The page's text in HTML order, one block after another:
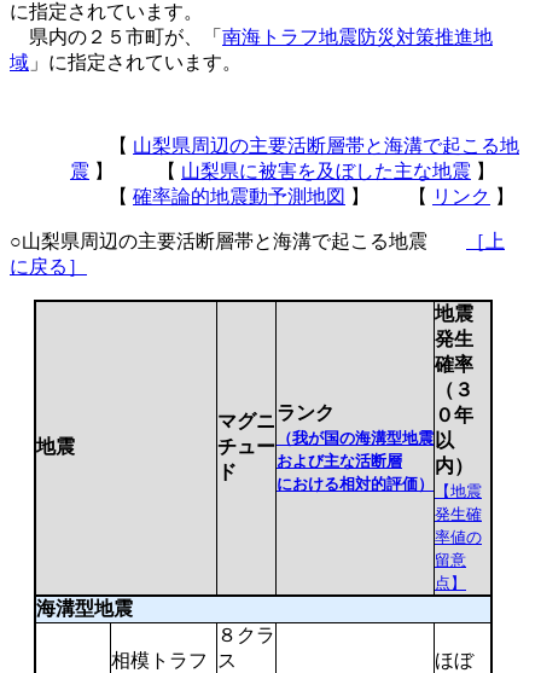
に指定されています。
県内の２５市町が、「 南海トラフ地震防災対策推進地
域 」に指定されています。
【 山梨県周辺の主要活断層帯と海溝で起こる地
震 】 【 山梨県に被害を及ぼした主な地震 】
【 確率論的地震動予測地図 】 【 リンク 】
○山梨県周辺の主要活断層帯と海溝で起こる地震
［上
に戻る］
地震
マグニ
チュー
ド
ランク
（我が国の海溝型地震
および主な活断層
における相対的評価）
地震
発生
確率
（３
０年
以
内）
【地震
発生確
率値の
留意
点】
海溝型地震
相模トラフ
８クラ
ス
ほぼ